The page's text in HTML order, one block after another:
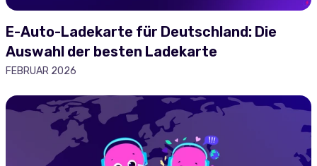
E-Auto-Ladekarte für Deutschland: Die
Auswahl der besten Ladekarte
FEBRUAR 2026